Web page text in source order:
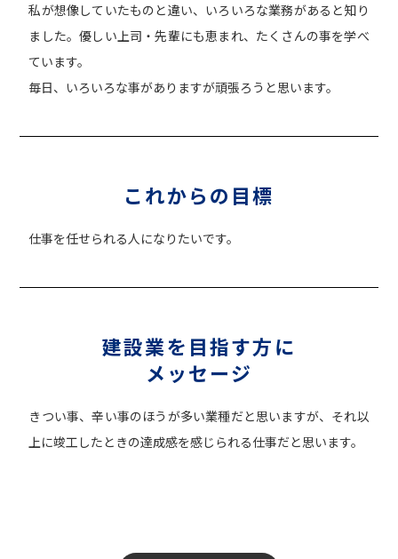
私が想像していたものと違い、いろいろな業務があると知り
ました。優しい上司・先輩にも恵まれ、たくさんの事を学べ
ています。
毎日、いろいろな事がありますが頑張ろうと思います。
これからの目標
仕事を任せられる人になりたいです。
建設業を目指す方に
メッセージ
きつい事、辛い事のほうが多い業種だと思いますが、それ以
上に竣工したときの達成感を感じられる仕事だと思います。